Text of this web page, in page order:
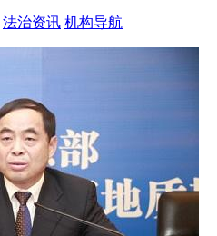
法治资讯 机构导航